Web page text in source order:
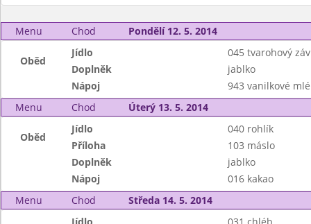
Menu Chod Pondělí 12. 5. 2014
Oběd
Jídlo
045 tvarohový
Doplněk
jablko
Nápoj
943 vanilkové
Menu
Chod Úterý 13. 5. 2014
Oběd
Jídlo
040 rohlík
Příloha
103 máslo
Doplněk
jablko
Nápoj
016 kakao
Menu
Chod Středa 14. 5. 2014